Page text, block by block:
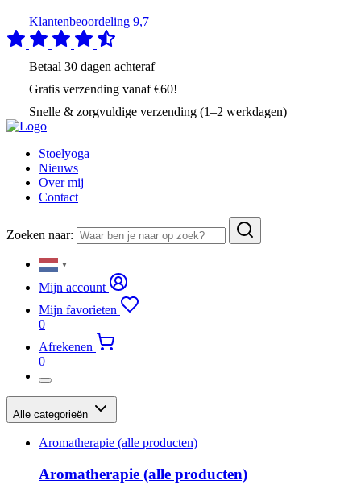
Klantenbeoordeling 9,7
Betaal 30 dagen achteraf
Gratis verzending vanaf €60!
Snelle & zorgvuldige verzending (1–2 werkdagen)
Stoelyoga
Nieuws
Over mij
Contact
Zoeken naar:
▼
Mijn account
Mijn favorieten
0
Afrekenen
0
Alle categorieën
Aromatherapie (alle producten)
Aromatherapie (alle producten)